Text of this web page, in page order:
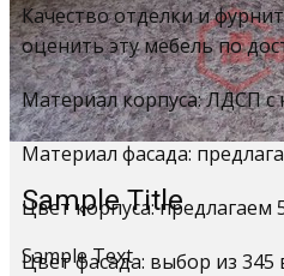
Sample Title
Sample Text
Качество отделки и
оценить эту мебель по
Материал корпуса: ЛДСП с
Материал фасада:
Цвет корпуса: предлагаем
Цвет фасада: выбор из 345